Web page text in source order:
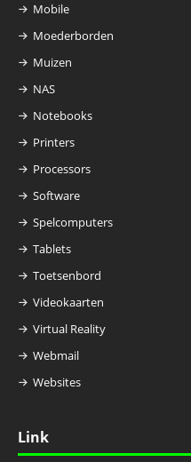
Mobile
Moederborden
Muizen
NAS
Notebooks
Printers
Processors
Software
Spelcomputers
Tablets
Toetsenbord
Videokaarten
Virtual Reality
Webmail
Websites
Link